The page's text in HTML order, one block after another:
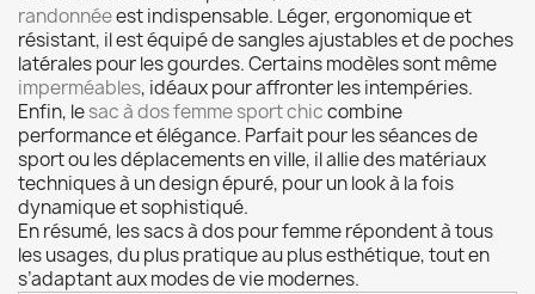
randonnéeest indispensable. Léger, ergonomique et
résistant, il est équipé de sangles ajustables et de poches
latérales pour les gourdes. Certains modèles sont même
imperméables, idéaux pour affronter les intempéries.
Enfin, lesac à dos femme sport chiccombine
performance et élégance. Parfait pour les séances de
sport ou les déplacements en ville, il allie des matériaux
techniques à un design épuré, pour un look à la fois
dynamique et sophistiqué.
En résumé, les sacs à dos pour femme répondent à tous
les usages, du plus pratique au plus esthétique, tout en
s’adaptant aux modes de vie modernes.